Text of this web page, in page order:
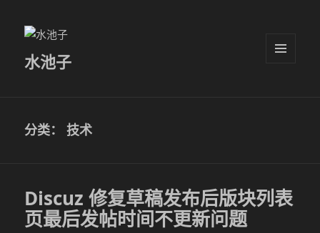
水池子
分类：技术
Discuz 修复草稿发布后版块列表
页最后发帖时间不更新问题